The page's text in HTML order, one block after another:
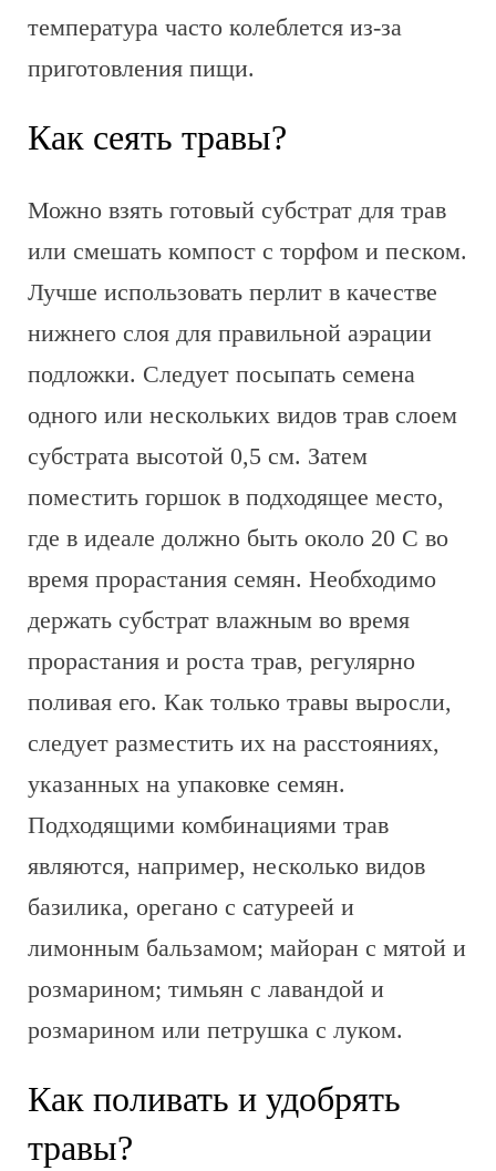
температура часто колеблется из-за
приготовления пищи.
Как сеять травы?
Можно взять готовый субстрат для трав
или смешать компост с торфом и песком.
Лучше использовать перлит в качестве
нижнего слоя для правильной аэрации
подложки. Следует посыпать семена
одного или нескольких видов трав слоем
субстрата высотой 0,5 см. Затем
поместить горшок в подходящее место,
где в идеале должно быть около 20 C во
время прорастания семян. Необходимо
держать субстрат влажным во время
прорастания и роста трав, регулярно
поливая его. Как только травы выросли,
следует разместить их на расстояниях,
указанных на упаковке семян.
Подходящими комбинациями трав
являются, например, несколько видов
базилика, орегано с сатуреей и
лимонным бальзамом; майоран с мятой и
розмарином; тимьян с лавандой и
розмарином или петрушка с луком.
Как поливать и удобрять
травы?